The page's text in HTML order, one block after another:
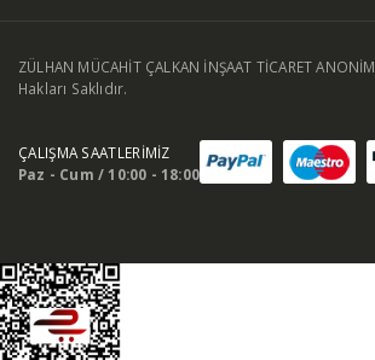
ZÜLHAN MÜCAHİT ÇALKAN İNŞAAT TİCARET
Hakları Saklıdır.
ÇALIŞMA SAATLERİMİZ
Paz - Cum / 10:00 - 18:00